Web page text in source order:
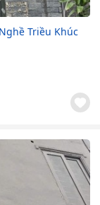
Triều Khúc